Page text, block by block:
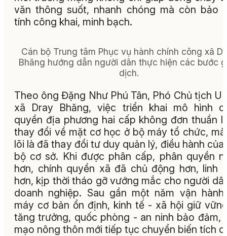
văn thông suốt, nhanh chóng mà còn bảo
tính công khai, minh bạch.
Cán bộ Trung tâm Phục vụ hành chính công xã
Bhăng hướng dẫn người dân thực hiện các bước
dịch.
Theo ông Đặng Như Phú Tân, Phó Chủ tịch
xã Dray Bhăng, việc triển khai mô hình
quyền địa phương hai cấp không đơn thuần
thay đổi về mặt cơ học ở bộ máy tổ chức,
lõi là đã thay đổi tư duy quản lý, điều hành của
bộ cơ sở. Khi được phân cấp, phân quyền
hơn, chính quyền xã đã chủ động hơn, linh
hơn, kịp thời tháo gỡ vướng mắc cho người
doanh nghiệp. Sau gần một năm vận
máy cơ bản ổn định, kinh tế - xã hội giữ
tăng trưởng, quốc phòng - an ninh bảo đảm,
mạo nông thôn mới tiếp tục chuyển biến tích